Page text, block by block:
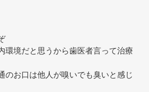
環境だと思うから歯医者言って治療
のお口は他人が嗅いでも臭いと感じ